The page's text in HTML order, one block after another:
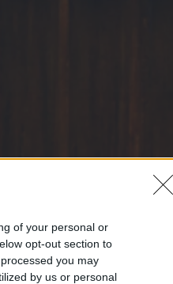
of your personal or
opt-out section to
you may
by us or personal